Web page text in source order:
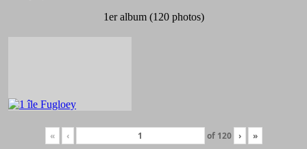
1er album (120 photos)
« ‹ of 120 › »